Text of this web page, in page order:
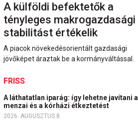
A külföldi befektetők a
tényleges makrogazdasági
stabilitást értékelik
A piacok növekedésorientált gazdasági
jövőképet áraztak be a kormányváltással.
FRISS
A láthatatlan iparág: így lehetne javítani a
menzai és a kórházi étkeztetést
2026. AUGUSZTUS 8.